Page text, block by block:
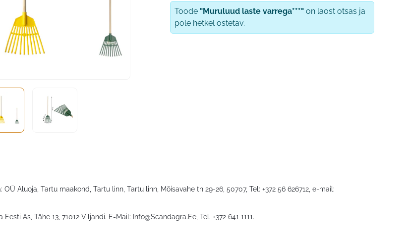
Toode "Muruluud laste varrega***" on laost otsas ja
pole hetkel ostetav.
Aluoja, Tartu maakond, Tartu linn, Tartu linn, Mõisavahe tn 29-26, 50707, Tel: +372 56 626712, e-mail:
As, Tähe 13, 71012 Viljandi. E-Mail: Info@Scandagra.Ee , Tel. +372 641 1111.